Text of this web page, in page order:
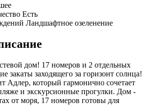
Есть
Ландшафтное озеленение
дом! 17 номеров и 2 отдельных
закаты заходящего за горизонт солнца!
Адлер, который гармонично сочетает
и экскурсионные прогулки. Дом -
от моря, 17 номеров готовы для